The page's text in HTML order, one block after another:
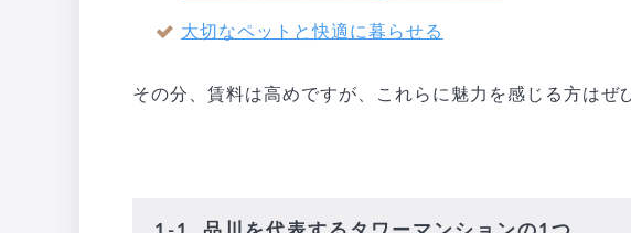
大切なペットと快適に暮らせる
その分、賃料は高めですが、これらに魅力を感じる方はぜ